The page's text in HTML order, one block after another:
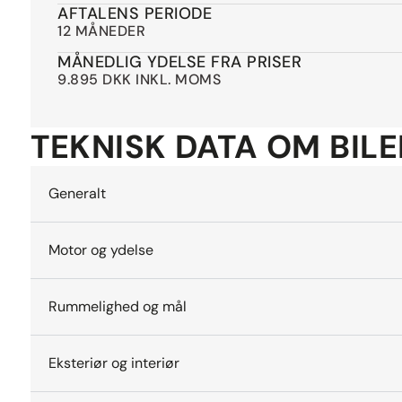
AFTALENS PERIODE
12 MÅNEDER
MÅNEDLIG YDELSE FRA PRISER
9.895 DKK INKL. MOMS
TEKNISK DATA OM
Generalt
Motor og ydelse
Rummelighed og mål
Eksteriør og interiør